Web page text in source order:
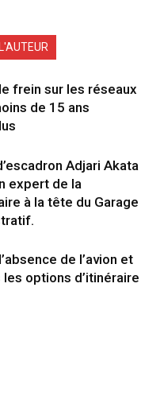
frein sur les réseaux
de 15 ans
Adjari Akata
expert de la
à la tête du Garage
de l’avion et
les options d’itinéraire